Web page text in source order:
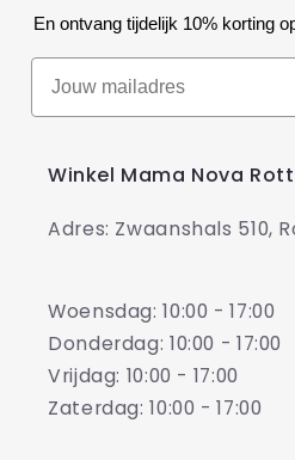
En ontvang tijdelijk 10% korting
Winkel Mama Nova
Adres: Zwaanshals 510,
Woensdag: 10:00 - 17:00
Donderdag: 10:00 - 17:00
Vrijdag: 10:00 - 17:00
Zaterdag: 10:00 - 17:00